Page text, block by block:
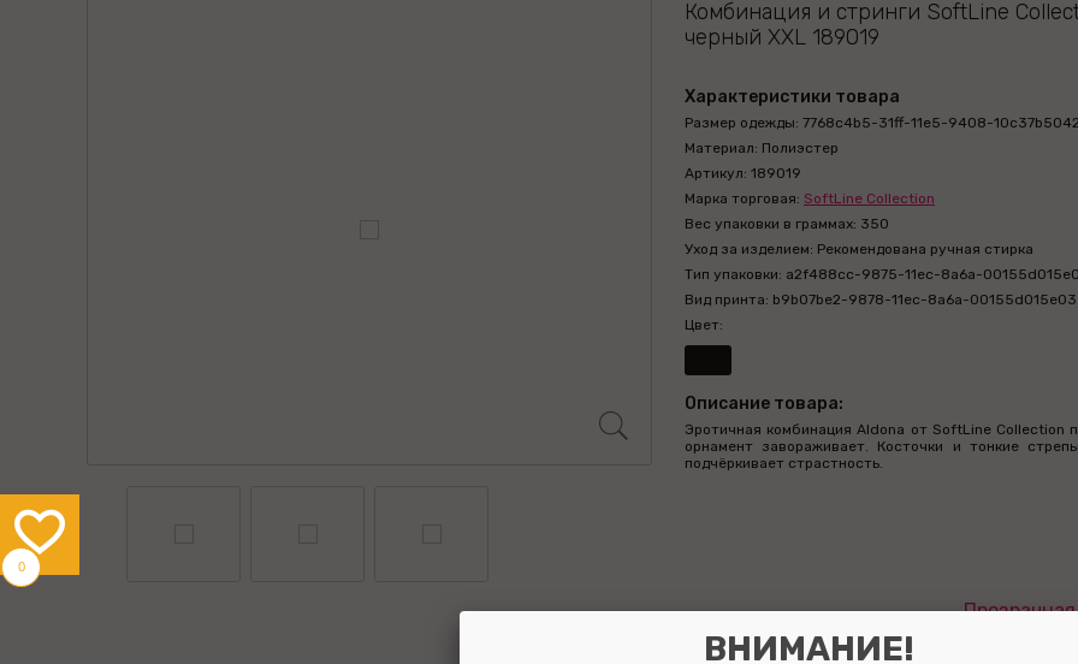
Комбинация и стринги SoftLine
черный XXL 189019
Характеристики товара
Размер одежды: 7768c4b5-31ff-11e5-9408-
Материал: Полиэстер
Артикул: 189019
Марка торговая: SoftLine Collection
Вес упаковки в граммах: 350
Уход за изделием: Рекомендована ручная стирка
Тип упаковки: a2f488cc-9875-11ec-8a6a-
Вид принта: b9b07be2-9878-11ec-8a6a-00155d015e03
Цвет:
Описание товара:
Эротичная комбинация Aldona от SoftLine
орнамент завораживает. Косточки и тонкие
подчёркивает страстность.
0
ВНИМАНИЕ!